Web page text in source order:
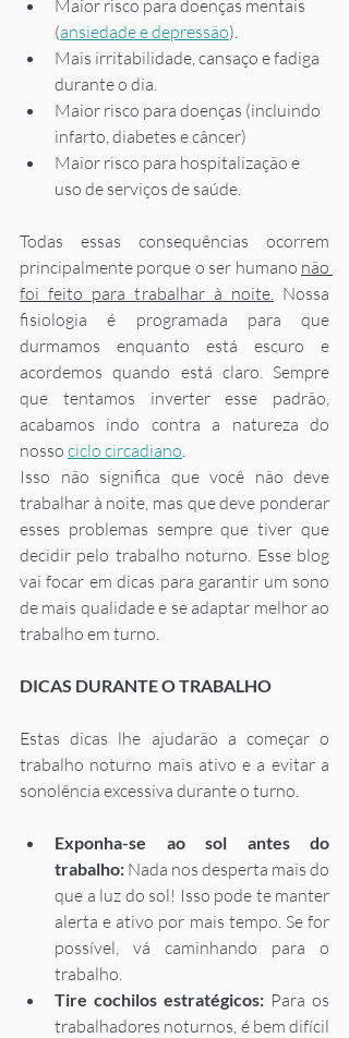
Maior risco para doenças mentais
(ansiedade e depressão).
Mais irritabilidade, cansaço e fadiga
durante o dia.
Maior risco para doenças (incluindo
infarto, diabetes e câncer)
Maior risco para hospitalização e
uso de serviços de saúde.
Todas essas consequências ocorrem
principalmente porque o ser humano não
foi feito para trabalhar à noite. Nossa
fisiologia é programada para que
durmamos enquanto está escuro e
acordemos quando está claro. Sempre
que tentamos inverter esse padrão,
acabamos indo contra a natureza do
nosso ciclo circadiano.
Isso não significa que você não deve
trabalhar à noite, mas que deve ponderar
esses problemas sempre que tiver que
decidir pelo trabalho noturno. Esse blog
vai focar em dicas para garantir um sono
de mais qualidade e se adaptar melhor ao
trabalho em turno.
DICAS DURANTE O TRABALHO
Estas dicas lhe ajudarão a começar o
trabalho noturno mais ativo e a evitar a
sonolência excessiva durante o turno.
Exponha-se ao sol antes do
trabalho: Nada nos desperta mais do
que a luz do sol! Isso pode te manter
alerta e ativo por mais tempo. Se for
possível, vá caminhando para o
trabalho.
Tire cochilos estratégicos: Para os
trabalhadores noturnos, é bem difícil